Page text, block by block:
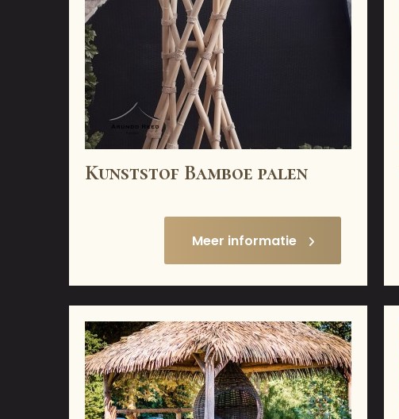
Kunststof Bamboe palen
Meer informatie